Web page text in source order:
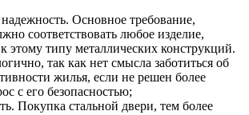
Основное требование,
соответствовать любое изделие,
этому типу металлических конструкций.
так как нет смысла заботиться об
жилья, если не решен более
с его безопасностью;
Покупка стальной двери, тем более